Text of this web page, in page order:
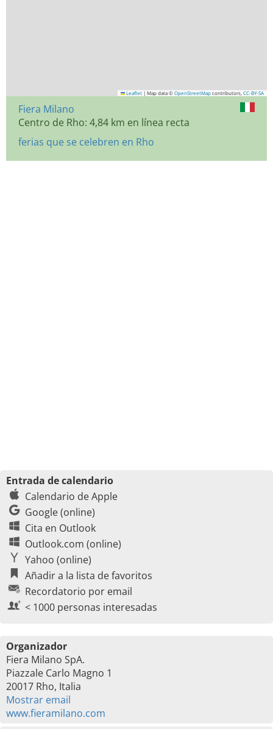
Leaflet | Map data © OpenStreetMap contributors, CC-BY-SA
Fiera Milano
Centro de Rho: 4,84 km en línea recta
ferias que se celebren en Rho
Entrada de calendario
Calendario de Apple
Google (online)
Cita en Outlook
Outlook.com (online)
Yahoo (online)
Añadir a la lista de favoritos
Recordatorio por email
< 1000 personas interesadas
Organizador
Fiera Milano SpA.
Piazzale Carlo Magno 1
20017 Rho, Italia
Mostrar email
www.fieramilano.com